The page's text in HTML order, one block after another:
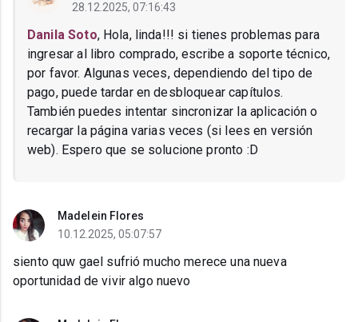
28.12.2025, 07:16:43
Danila Soto, Hola, linda!!! si tienes problemas para
ingresar al libro comprado, escribe a soporte técnico,
por favor. Algunas veces, dependiendo del tipo de
pago, puede tardar en desbloquear capítulos.
También puedes intentar sincronizar la aplicación o
recargar la página varias veces (si lees en versión
web). Espero que se solucione pronto :D
Madelein Flores
10.12.2025, 05:07:57
siento quw gael sufrió mucho merece una nueva
oportunidad de vivir algo nuevo